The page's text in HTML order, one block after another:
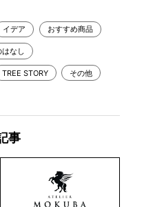
イデア おすすめ商品
なし
TREE STORY その他
事